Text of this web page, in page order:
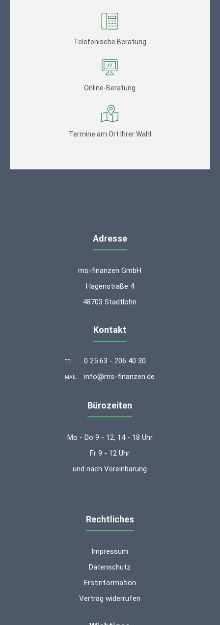
Telefonische Beratung
Online-Beratung
Termine am Ort Ihrer Wahl
Adresse
ms-finanzen GmbH
Hagenstraße 4
48703 Stadtlohn
Kontakt
TEL 0 25 63 - 206 40 30
MAIL info@ms-finanzen.de
Bürozeiten
Mo - Do 9 - 12, 14 - 18 Uhr
Fr 9 - 12 Uhr
und nach Vereinbarung
Rechtliches
Impressum
Datenschutz
Erstinformation
Vertrag widerrufen